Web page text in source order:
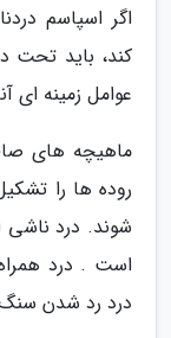
اگر اسپاسم
کند، باید تحت
عوامل زمینه ای
ماهیچه های
روده ها را
شوند. درد
است . درد همراه
درد رد شدن سنگ